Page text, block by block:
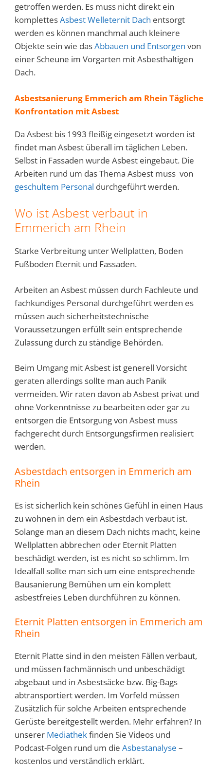
getroffen werden. Es muss nicht direkt ein
komplettesAsbest Welleternit Dach entsorgt
werden es können manchmal auch kleinere
Objekte sein wie dasAbbauen und Entsorgen von
einer Scheune im Vorgarten mit Asbesthaltigen
Dach.
Asbestsanierung Emmerich am Rhein Tägliche
Konfrontation mit Asbest
Da Asbest bis 1993 fleißig eingesetzt worden ist
findet man Asbest überall im täglichen Leben.
Selbst in Fassaden wurde Asbest eingebaut. Die
Arbeiten rund um das Thema Asbest muss von
geschultem Personal durchgeführt werden.
Wo ist Asbest verbaut in
Emmerich am Rhein
Starke Verbreitung unter Wellplatten, Boden
Fußboden Eternit und Fassaden.
Arbeiten an Asbest müssen durch Fachleute und
fachkundiges Personal durchgeführt werden es
müssen auch sicherheitstechnische
Voraussetzungen erfüllt sein entsprechende
Zulassung durch zu ständige Behörden.
Beim Umgang mit Asbest ist generell Vorsicht
geraten allerdings sollte man auch Panik
vermeiden. Wir raten davon ab Asbest privat und
ohne Vorkenntnisse zu bearbeiten oder gar zu
entsorgen die Entsorgung von Asbest muss
fachgerecht durch Entsorgungsfirmen realisiert
werden.
Asbestdach entsorgen in Emmerich am
Rhein
Es ist sicherlich kein schönes Gefühl in einen Haus
zu wohnen in dem ein Asbestdach verbaut ist.
Solange man an diesem Dach nichts macht, keine
Wellplatten abbrechen oder Eternit Platten
beschädigt werden, ist es nicht so schlimm. Im
Idealfall sollte man sich um eine entsprechende
Bausanierung Bemühen um ein komplett
asbestfreies Leben durchführen zu können.
Eternit Platten entsorgen in Emmerich am
Rhein
Eternit Platte sind in den meisten Fällen verbaut,
und müssen fachmännisch und unbeschädigt
abgebaut und in Asbestsäcke bzw. Big-Bags
abtransportiert werden. Im Vorfeld müssen
Zusätzlich für solche Arbeiten entsprechende
Gerüste bereitgestellt werden. Mehr erfahren? In
unserer Mediathekfinden Sie Videos und
Podcast-Folgen rund um die Asbestanalyse –
kostenlos und verständlich erklärt.